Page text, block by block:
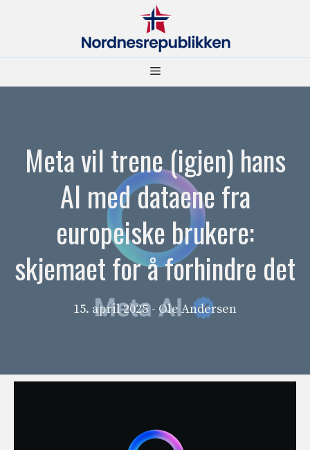
Meny
Meta vil trene (igjen) hans
AI med dataene fra
europeiske brukere:
skjemaet for å forhindre det
15. april 2025 - Ole Andersen